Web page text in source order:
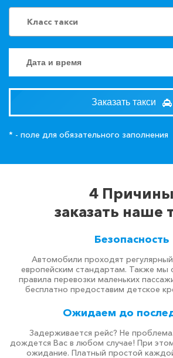
Класс такси
Заказать такси
* - поле для обязательного заполнения
4 Причины
заказать наше
Безопасность
Автомобили проходят
европейским стандартам. Также мы
правила перевозки маленьких
бесплатно предоставим детское
Ожидаем до
Задерживается рейс? Не
дождется Вас в любом случае! При
ожидание. Платный простой